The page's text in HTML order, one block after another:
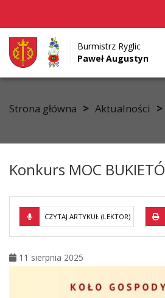
Przejdź do menu
Przejdź do głównej treści strony
Przejdź do stopki strony
Burmistrz Ryglic
Paweł Augustyn
Strona główna > Aktualności >
Konkurs MOC
CZYTAJ ARTYKUŁ (LEKTOR)
11 sierpnia 2025